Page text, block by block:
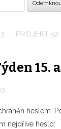
, PROJEKT 52
15. a
heslem.
nejdříve heslo: